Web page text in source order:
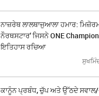
ਨਾਜ਼ਰੇਥ ਲਾਲਥਾਜੁਆਲਾ ਹਮਾਰ:
ਨੌਰਥਸਟਾਰ' ਜਿਸਨੇ ONE
ਇਤਿਹਾਸ ਰਚਿਆ
ਕਾਨੂੰਨ ਪ੍ਰਬੰਧ, ਚੁੱਪ ਅਤੇ ਉੱਠਦੇ